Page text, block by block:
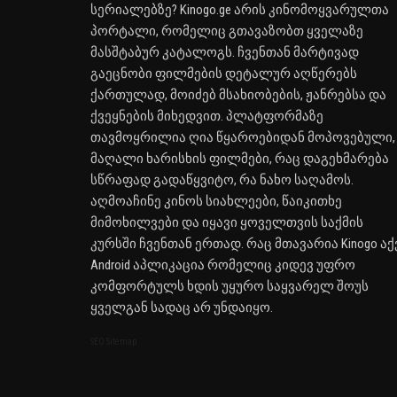
სერიალებზე? Kinogo.ge არის კინომოყვარულთა
პორტალი, რომელიც გთავაზობთ ყველაზე
მასშტაბურ კატალოგს. ჩვენთან მარტივად
გაეცნობი ფილმების დეტალურ აღწერებს
ქართულად, მოიძებ მსახიობების, ჟანრებსა და
ქვეყნების მიხედვით. პლატფორმაზე
თავმოყრილია ღია წყაროებიდან მოპოვებული,
მაღალი ხარისხის ფილმები, რაც დაგეხმარება
სწრაფად გადაწყვიტო, რა ნახო საღამოს.
აღმოაჩინე კინოს სიახლეები, წაიკითხე
მიმოხილვები და იყავი ყოველთვის საქმის
კურსში ჩვენთან ერთად. რაც მთავარია Kinogo
Android აპლიკაცია რომელიც კიდევ უფრო
კომფორტულს ხდის უყურო საყვარელ შოუს
ყველგან სადაც არ უნდაიყო.